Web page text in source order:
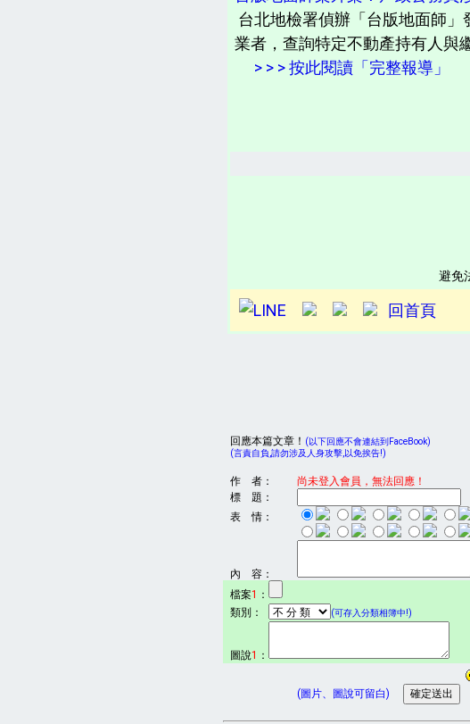
台北地檢署偵辦「台版地面師
業者，查詢特定不動產持有人與
> > > 按此閱讀「完整報導」
避免
回首頁
回應本篇文章！ (以下回應不會連結到FaceBook)
(言責自負,請勿涉及人身攻擊,以免挨告!)
作 者：
尚未登入會員，無法回應！
標 題：
表 情：
內 容：
檔案1 ：
類別：
(可存入分類相簿中!)
圖說1 ：
(圖片、圖說可留白)